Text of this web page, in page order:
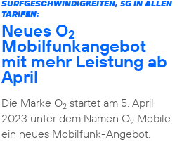
SURFGESCHWINDIGKEITEN, 5G IN ALLEN
TARIFEN:
Neues O2
Mobilfunkangebot
mit mehr Leistung ab
April
Die Marke O2startet am 5. April
2023 unter dem Namen O2Mobile
ein neues Mobilfunk-Angebot.